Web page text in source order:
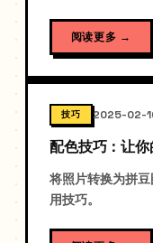
阅读更多 →
技巧 2025-02-
配色技巧：让
将照片转换为拼
用技巧。